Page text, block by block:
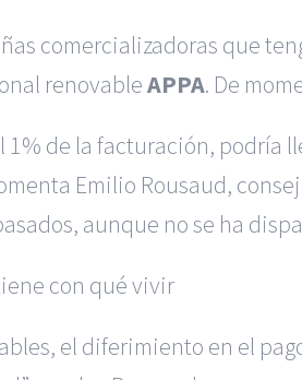
comercializadoras que
renovableAPPA. De
de la facturación, podría
Emilio Rousaud,
aunque no se ha
con qué vivir
el diferimiento en el